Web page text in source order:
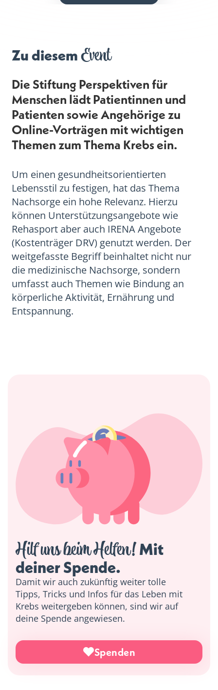
Zu diesemEvent
Die Stiftung Perspektiven für
Menschen lädt Patientinnen und
Patienten sowie Angehörige zu
Online-Vorträgen mit wichtigen
Themen zum Thema Krebs ein.
Um einen gesundheitsorientierten
Lebensstil zu festigen, hat das Thema
Nachsorge ein hohe Relevanz. Hierzu
können Unterstützungsangebote wie
Rehasport aber auch IRENA Angebote
(Kostenträger DRV) genutzt werden. Der
weitgefasste Begriff beinhaltet nicht nur
die medizinische Nachsorge, sondern
umfasst auch Themen wie Bindung an
körperliche Aktivität, Ernährung und
Entspannung.
Hilf uns beim Helfen! Mit
deiner Spende.
Damit wir auch zukünftig weiter tolle
Tipps, Tricks und Infos für das Leben mit
Krebs weitergeben können, sind wir auf
deine Spende angewiesen.
Spenden